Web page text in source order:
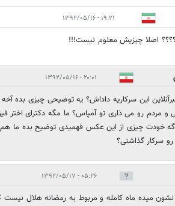
۱۹:۲۱ - ۱۳۹۲/۰۵/۱۶
؟؟؟؟ اصلا چیزیش معلوم نیست!!!
۲۰:۰۱ - ۱۳۹۲/۰۵/۱۶
این سرکاریه داداش؟ یه توضیحی چیزی بده
و مردم رو می ذاری تو آمپاس؟ ما مگه دکترای اختر
خودت چیزی از این عکس فهمیدی توضیح بده ما هم
سرکار گذاشتی؟
۰۵:۲۶ - ۱۳۹۲/۰۵/۱۷
ميده ماه کامله و مربوط به رمضانه هلال نيست